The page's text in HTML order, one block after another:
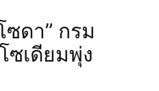
ซดา” กรม
ซเดียมพุ่ง